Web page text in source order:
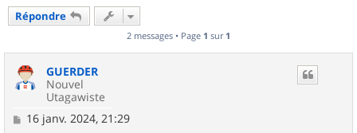
Répondre
2 messages • Page 1 sur 1
GUERDER
Nouvel
Utagawiste
M16 janv. 2024, 21:29